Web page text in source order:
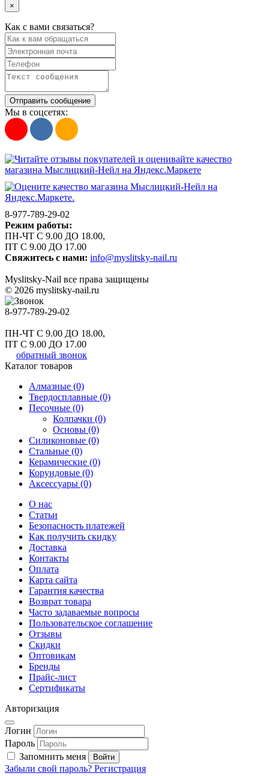
×
Как с вами связаться?
Отправить сообщение
Мы в соцсетях:
8-977-789-29-02
Режим работы:
ПН-ЧТ С 9.00 ДО 18.00,
ПТ С 9.00 ДО 17.00
Свяжитесь с нами: info@myslitsky-nail.ru
Myslitsky-Nail все права защищены
© 2026 myslitsky-nail.ru
8-977-789-29-02
ПН-ЧТ С 9.00 ДО 18.00,
ПТ С 9.00 ДО 17.00
обратный звонок
Каталог товаров
Алмазные (0)
Твердосплавные (0)
Песочные (0)
Колпачки (0)
Основы (0)
Силиконовые (0)
Стальные (0)
Керамические (0)
Корундовые (0)
Аксессуары (0)
О нас
Статьи
Безопасность платежей
Как получить скидку
Доставка
Контакты
Оплата
Карта сайта
Гарантия качества
Возврат товара
Часто задаваемые вопросы
Пользовательское соглашение
Отзывы
Скидки
Оптовикам
Бренды
Прайс-лист
Сертификаты
Авторизация
Логин
Пароль
Запомнить меня
Забыли свой пароль? Регистрация